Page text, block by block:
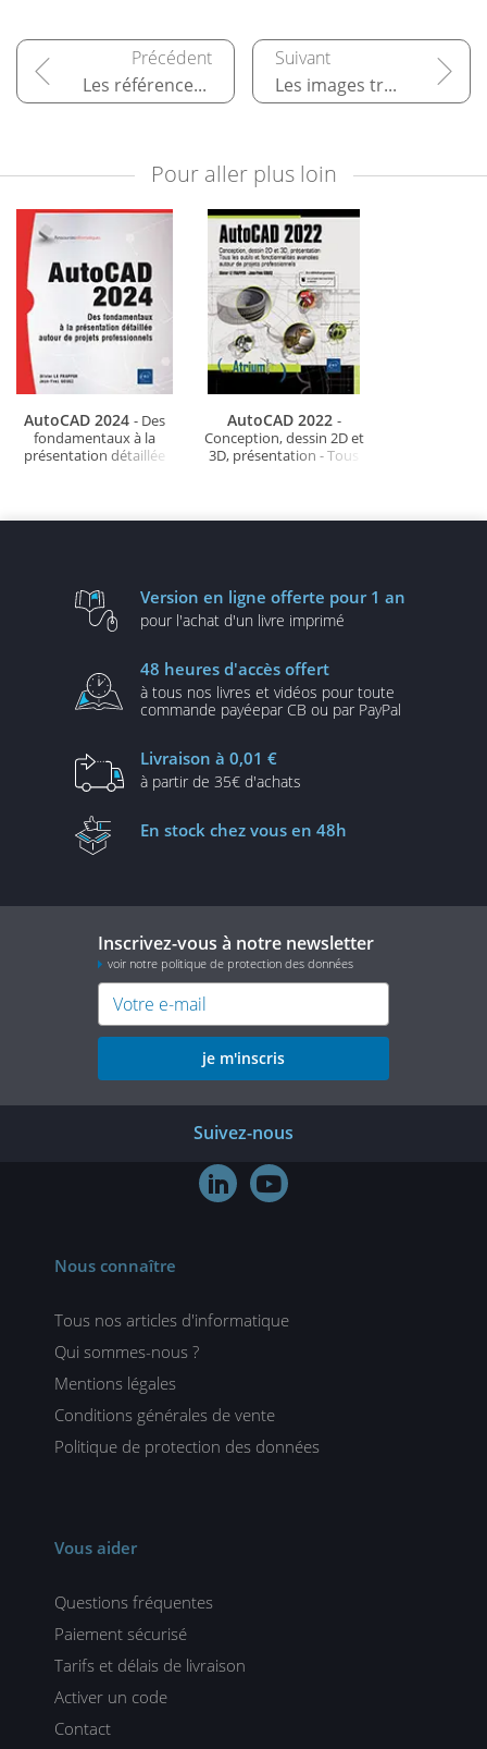
Les références externes Les images tramées
Pour aller plus loin
AutoCAD 2024 - Des
fondamentaux à la
présentation détaillée
AutoCAD 2022 -
Conception, dessin 2D et
3D, présentation - Tous
Version en ligne offerte pour 1 an
pour l'achat d'un livre imprimé
48 heures d'accès offert
à tous nos livres et vidéos pour toute
commande payéepar CB ou par PayPal
Livraison à 0,01 €
à partir de 35€ d'achats
En stock chez vous en 48h
Inscrivez-vous à notre newsletter
voir notre politique de protection des données
je m'inscris
Suivez-nous
 
Nous connaître
Tous nos articles d'informatique
Qui sommes-nous ?
Mentions légales
Conditions générales de vente
Politique de protection des données
Vous aider
Questions fréquentes
Paiement sécurisé
Tarifs et délais de livraison
Activer un code
Contact